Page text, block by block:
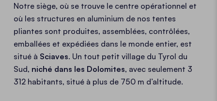
Notre siège, où se trouve le centre opérationnel et
où les structures en aluminium de nos tentes
pliantes sont produites, assemblées, contrôlées,
emballées et expédiées dans le monde entier, est
situé à Sciaves. Un tout petit village du Tyrol du
Sud, niché dans les Dolomites, avec seulement 3
312 habitants, situé à plus de 750 m d’altitude.